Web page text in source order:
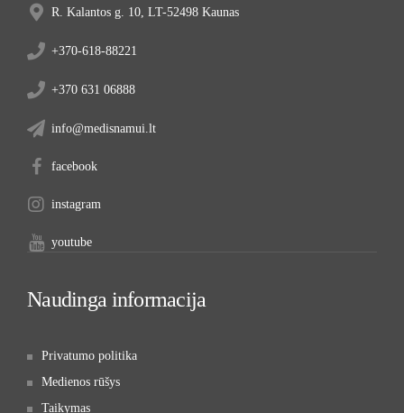
R. Kalantos g. 10, LT-52498 Kaunas
+370-618-88221
+370 631 06888
info@medisnamui.lt
facebook
instagram
youtube
Naudinga informacija
Privatumo politika
Medienos rūšys
Taikymas